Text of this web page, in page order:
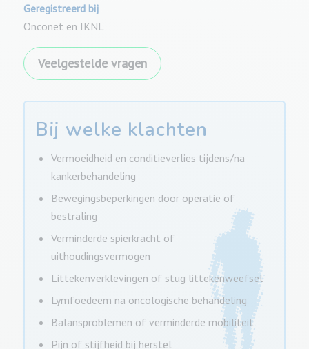
Geregistreerd bij
Onconet en IKNL
Veelgestelde vragen
Bij welke klachten
Vermoeidheid en conditieverlies tijdens/na
kankerbehandeling
Bewegingsbeperkingen door operatie of
bestraling
Verminderde spierkracht of
uithoudingsvermogen
Littekenverklevingen of stug littekenweefsel
Lymfoedeem na oncologische behandeling
Balansproblemen of verminderde mobiliteit
Pijn of stijfheid bij herstel